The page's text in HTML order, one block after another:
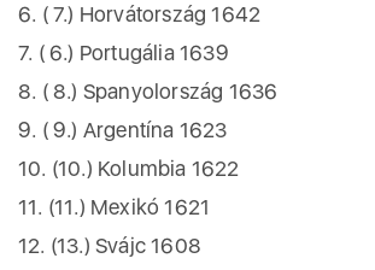
6. ( 7.) Horvátország 1642
7. ( 6.) Portugália 1639
8. ( 8.) Spanyolország 1636
9. ( 9.) Argentína 1623
10. (10.) Kolumbia 1622
11. (11.) Mexikó 1621
12. (13.) Svájc 1608